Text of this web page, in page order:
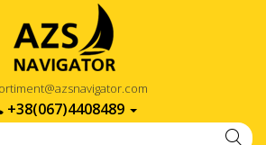
+38(067)4408489